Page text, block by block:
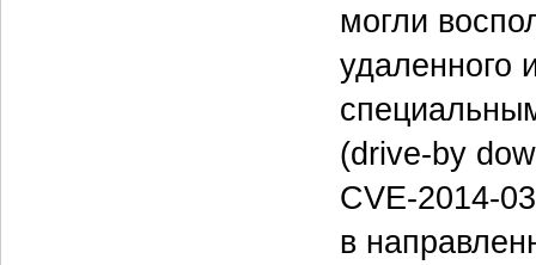
могли
удаленного
(drive-by
CVE-2014-
в